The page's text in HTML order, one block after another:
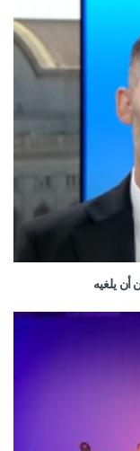
أن يلغيه